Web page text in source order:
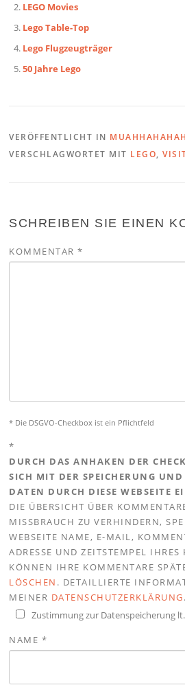
LEGO Movies
Lego Table-Top
Lego Flugzeugträger
50 Jahre Lego
VERÖFFENTLICHT IN
VERSCHLAGWORTET MIT LEGO,
SCHREIBEN SIE EINEN
KOMMENTAR*
* Die DSGVO-Checkbox ist ein Pflichtfeld
*
DURCH DAS ANHAKEN DER
SICH MIT DER SPEICHERUNG
DATEN DURCH DIESE WEBSEITE
DIE ÜBERSICHT ÜBER
MISSBRAUCH ZU VERHINDERN,
WEBSEITE NAME, E-MAIL,
ADRESSE UND ZEITSTEMPEL
KÖNNEN IHRE KOMMENTARE
LÖSCHEN . DETAILLIERTE
MEINER DATENSCHUTZERKLÄRUNG.
Zustimmung zur Datenspeicherung lt.
NAME *